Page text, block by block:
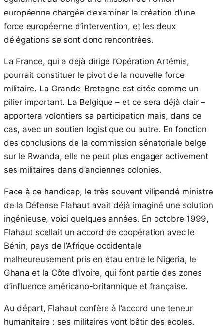
européenne chargée d’examiner la création d’une
force européenne d’intervention, et les deux
délégations se sont donc rencontrées.
La France, qui a déjà dirigé l’Opération Artémis,
pourrait constituer le pivot de la nouvelle force
militaire. La Grande-Bretagne est citée comme un
pilier important. La Belgique – et ce sera déjà clair –
apportera volontiers sa participation mais, dans ce
cas, avec un soutien logistique ou autre. En fonction
des conclusions de la commission sénatoriale belge
sur le Rwanda, elle ne peut plus engager activement
ses militaires dans d’anciennes colonies.
Face à ce handicap, le très souvent vilipendé ministre
de la Défense Flahaut avait déjà imaginé une solution
ingénieuse, voici quelques années. En octobre 1999,
Flahaut scellait un accord de coopération avec le
Bénin, pays de l’Afrique occidentale
malheureusement pris en étau entre le Nigeria, le
Ghana et la Côte d’Ivoire, qui font partie des zones
d’influence américano-britannique et française.
Au départ, Flahaut confère à l’accord une teneur
humanitaire : ses militaires vont bâtir des écoles.